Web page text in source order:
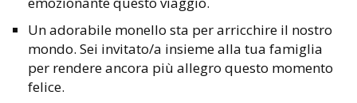
Un adorabile monello sta per arricchire il nostro
mondo. Sei invitato/a insieme alla tua famiglia
per rendere ancora più allegro questo momento
felice.